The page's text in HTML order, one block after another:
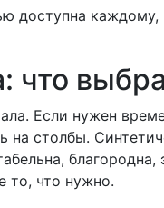
доступна
что
Если нужен
на столбы.
то, что нужно.